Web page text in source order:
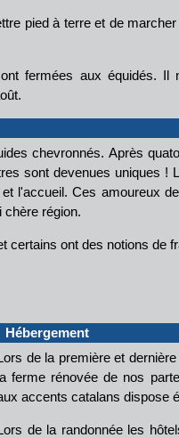
pied à terre et de
fermées aux équidés. Il
chevronnés. Après
sont devenues uniques !
l'accueil. Ces amoureux
chère région.
certains ont des notions de
Hébergement
Lors de la première et
la ferme rénovée de nos
accents catalans dispose
Lors de la randonnée les